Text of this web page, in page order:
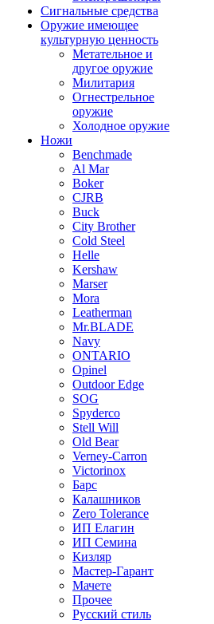
Сигнальные средства
Оружие имеющее
культурную ценность
Метательное и
другое оружие
Милитария
Огнестрельное
оружие
Холодное оружие
Ножи
Benchmade
Al Mar
Boker
CJRB
Buck
City Brother
Cold Steel
Helle
Kershaw
Marser
Mora
Leatherman
Mr.BLADE
Navy
ONTARIO
Opinel
Outdoor Edge
SOG
Spyderco
Stell Will
Old Bear
Verney-Carron
Victorinox
Барс
Калашников
Zero Tolerance
ИП Елагин
ИП Семина
Кизляр
Мастер-Гарант
Мачете
Прочее
Русский стиль